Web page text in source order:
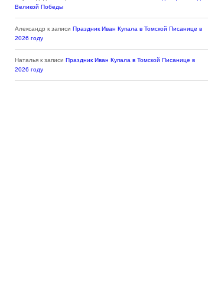
Великой Победы
Александр к записи Праздник Иван Купала в Томской Писанице в
2026 году
Наталья к записи Праздник Иван Купала в Томской Писанице в
2026 году